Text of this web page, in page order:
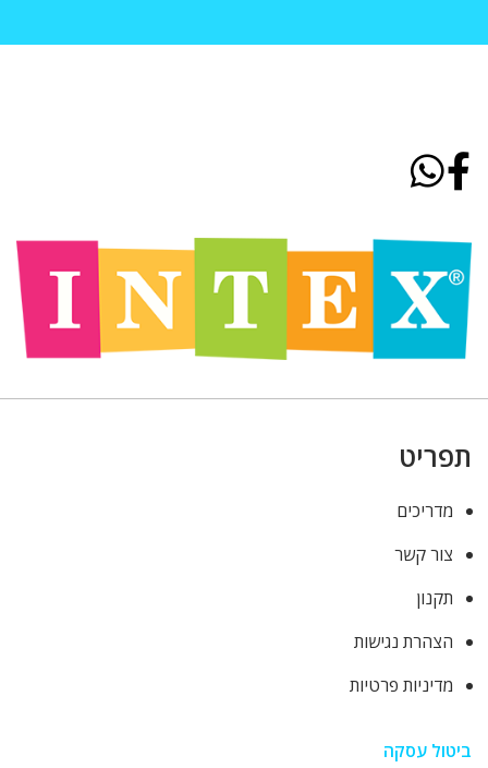
תפריט
מדריכים
צור קשר
תקנון
הצהרת נגישות
מדיניות פרטיות
ביטול עסקה